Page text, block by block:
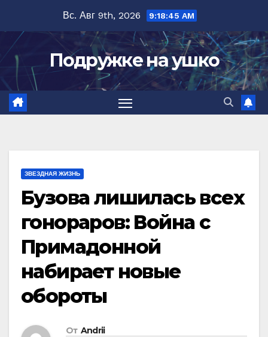
содержимому
Вс. Авг 9th, 2026 9:18:46 AM
Подружке на ушко
ЗВЕЗДНАЯ ЖИЗНЬ
Бузова лишилась всех
гонораров: Война с
Примадонной
набирает новые
обороты
От Andrii